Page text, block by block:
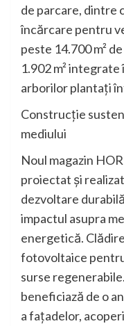
de parcare, dintre
încărcare pentru
peste 14.700 m²
1.902 m²
arborilor plantați
Construcție
mediului
Noul magazin
proiectat și
dezvoltare
impactul asupra
energetică.
fotovoltaice
surse
beneficiază de o
a fațadelor,